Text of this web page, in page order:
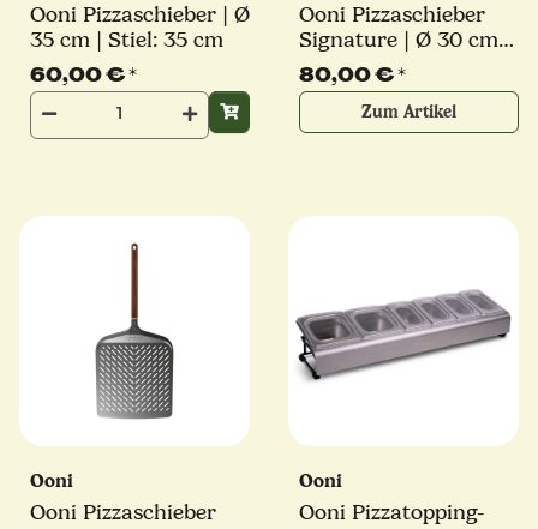
Ooni Pizzaschieber | Ø
35 cm | Stiel: 35 cm
60,00 €*
Ooni Pizzaschieber
Signature | Ø 30 cm |
perforiert | für Koda
12, Koda 2, Karu 12,
Karu 2, Volt 2 und
Koda 2 Max
80,00 €*
Zum Artikel
Ooni
Ooni Pizzaschieber
Ooni
Ooni Pizzatopping-